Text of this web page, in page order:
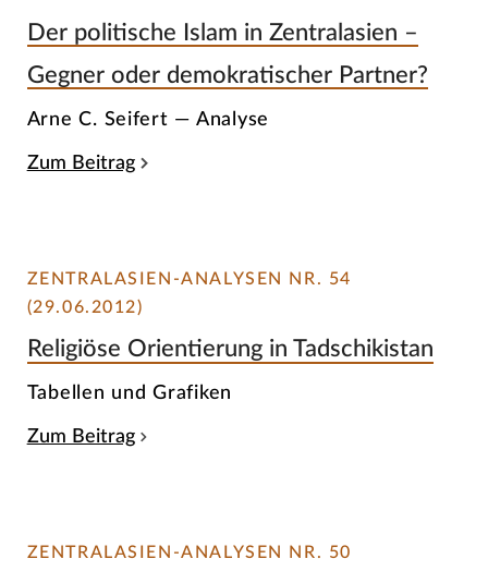
Der politische Islam in Zentralasien –
Gegner oder demokratischer Partner?
Arne C. Seifert — Analyse
Zum Beitrag
ZENTRALASIEN-ANALYSEN NR. 54
(29.06.2012)
Religiöse Orientierung in Tadschikistan
Tabellen und Grafiken
Zum Beitrag
ZENTRALASIEN-ANALYSEN NR. 50